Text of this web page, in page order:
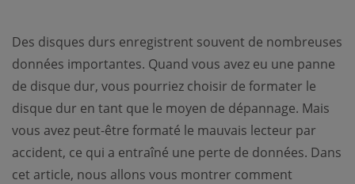
Des disques durs enregistrent souvent de nombreuses
données importantes. Quand vous avez eu une panne
de disque dur, vous pourriez choisir de formater le
disque dur en tant que le moyen de dépannage. Mais
vous avez peut-être formaté le mauvais lecteur par
accident, ce qui a entraîné une perte de données. Dans
cet article, nous allons vous montrer comment